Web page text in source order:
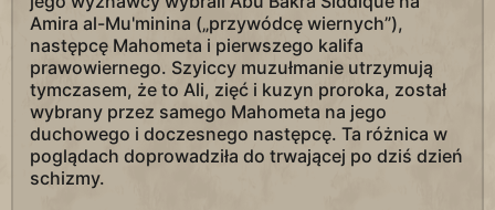
Amira al-Mu'minina („przywódcę wiernych”),
następcę Mahometa i pierwszego kalifa
prawowiernego. Szyiccy muzułmanie utrzymują
tymczasem, że to Ali, zięć i kuzyn proroka, został
wybrany przez samego Mahometa na jego
duchowego i doczesnego następcę. Ta różnica w
poglądach doprowadziła do trwającej po dziś dzień
schizmy.